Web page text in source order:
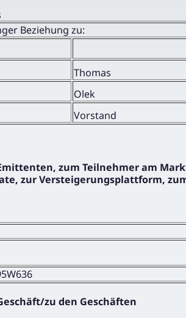
Beziehung zu:
Thomas
Olek
Vorstand
zum Teilnehmer am
zur Versteigerungsplattform,
zu den Geschäften